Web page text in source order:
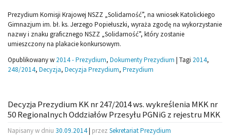
Prezydium Komisji Krajowej NSZZ „Solidarność”, na wniosek Katolickiego
Gimnazjum im. bł. ks. Jerzego Popiełuszki, wyraża zgodę na wykorzystanie
nazwy i znaku graficznego NSZZ „Solidarność”, który zostanie
umieszczony na plakacie konkursowym.
Opublikowany w 2014 - Prezydium, Dokumenty Prezydium | Tagi 2014,
248/2014, Decyzja, Decyzja Prezydium, Prezydium
Decyzja Prezydium KK nr 247/2014 ws. wykreślenia MKK nr
50 Regionalnych Oddziałów Przesyłu PGNiG z rejestru MKK
Napisany w dniu 30.09.2014| przez Sekretariat Prezydium